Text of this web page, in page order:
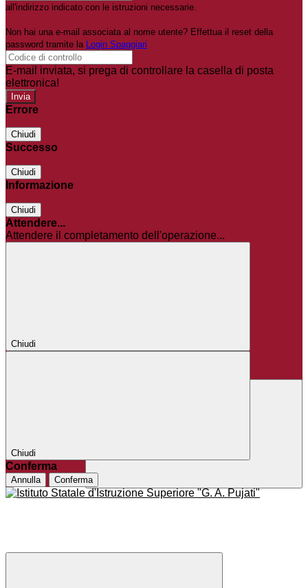
all'indirizzo indicato con le istruzioni necessarie.
Non hai una e-mail associata al nome utente? Effettua il reset della
password tramite la Login Spaggiari
E-mail inviata, si prega di controllare la casella di posta
elettronica!
Errore
Chiudi
Successo
Chiudi
Informazione
Chiudi
Attendere...
Attendere il completamento dell'operazione...
Chiudi
Chiudi
Conferma
Annulla Conferma